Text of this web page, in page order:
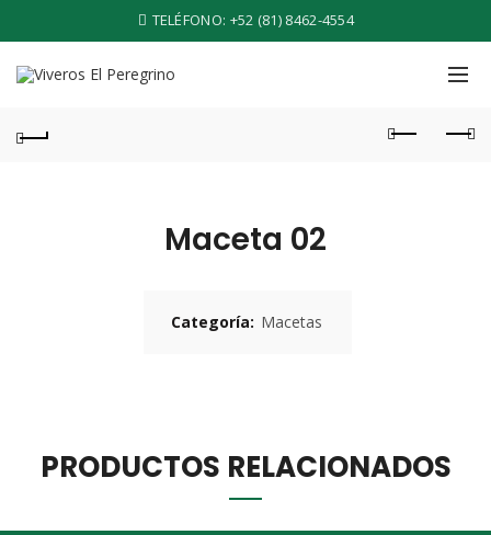
TELÉFONO: +52 (81) 8462-4554
Maceta 02
Categoría: Macetas
PRODUCTOS RELACIONADOS